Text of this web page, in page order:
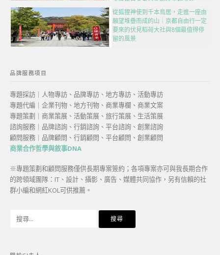
從狐狸神使到千本鳥居，走進一座由
願望堆疊而成的山｜京都自由行一定
要來的伏見稻荷大社與8個最值得停
留的風景
品牌服務項目
專題採訪｜人物專訪、品牌專訪、地方專訪、活動專訪
專題代編｜企業刊物、地方刊物、商業專欄、商業文案
專題策劃｜商業策展、活動策展、旅行策展、生活策展
諮詢服務｜品牌諮詢、行銷諮詢、平台諮詢、創業諮詢
顧問服務｜品牌顧問、行銷顧問、平台顧問、創業顧問
商業合作哲學與敘事DNA
※專題策劃和顧問服務僅供長期專案簽約；各項專案亦可與我長期合作
的跨領域團隊：IT、設計、攝影、廣告、媒體共同協作，另有信賴的社
群小編和網紅KOL可供推薦。